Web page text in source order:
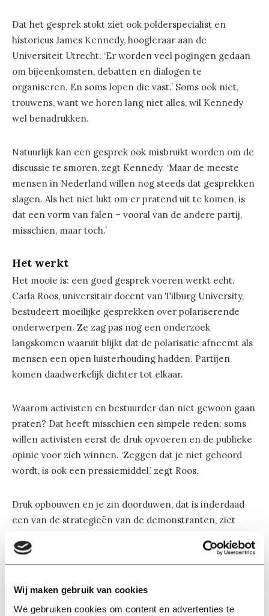
Wij maken gebruik van cookies
We gebruiken cookies om content en advertenties te
Dat het gesprek stokt ziet ook polderspecialist en
historicus James Kennedy, hoogleraar aan de
Universiteit Utrecht. ‘Er worden veel pogingen gedaan
om bijeenkomsten, debatten en dialogen te
organiseren. En soms lopen die vast.’ Soms ook niet,
trouwens, want we horen lang niet alles, wil Kennedy
wel benadrukken.
Natuurlijk kan een gesprek ook misbruikt worden om de
discussie te smoren, zegt Kennedy. ‘Maar de meeste
mensen in Nederland willen nog steeds dat gesprekken
slagen. Als het niet lukt om er pratend uit te komen, is
dat een vorm van falen – vooral van de andere partij,
misschien, maar toch.’
Het werkt
Het mooie is: een goed gesprek voeren werkt echt.
Carla Roos, universitair docent van Tilburg University,
bestudeert moeilijke gesprekken over polariserende
onderwerpen. Ze zag pas nog een onderzoek
langskomen waaruit blijkt dat de polarisatie afneemt als
mensen een open luisterhouding hadden. Partijen
komen daadwerkelijk dichter tot elkaar.
Waarom activisten en bestuurder dan niet gewoon gaan
praten? Dat heeft misschien een simpele reden: soms
willen activisten eerst de druk opvoeren en de publieke
opinie voor zich winnen. ‘Zeggen dat je niet gehoord
wordt, is ook een pressiemiddel,’ zegt Roos.
Druk opbouwen en je zin doorduwen, dat is inderdaad
een van de strategieën van de demonstranten, ziet
Rijksuniversiteit Groningen. Wat hem betreft volgt dit
conflict het gewone patroon: eerst zijn er pogingen om
op in. Vervolgens gaan activisten over op dwang of